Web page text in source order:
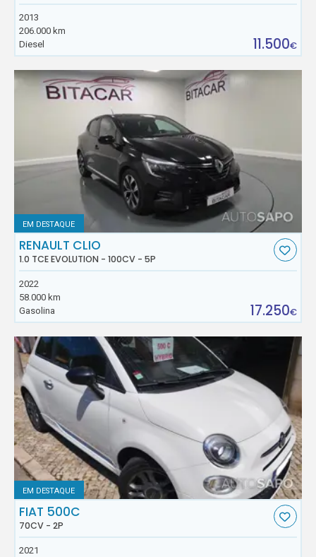
2013
206.000 km
Diesel
11.500€
EM DESTAQUE
RENAULT CLIO
1.0 TCE EVOLUTION - 100CV - 5P
2022
58.000 km
Gasolina
17.250€
EM DESTAQUE
FIAT 500C
70CV - 2P
2021